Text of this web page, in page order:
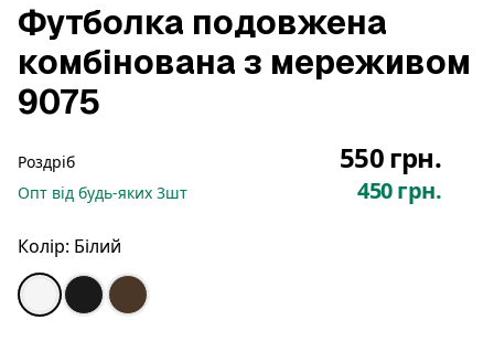
Футболка подовжена
комбінована з мереживом
9075
Роздріб 550 грн.
Опт від будь-яких 3шт 450 грн.
Колір: Білий